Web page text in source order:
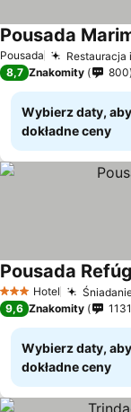
Pousada Restauracja
Pousada
8,7 Znakomity 800
Wybierz daty,
dokładne ceny
3 Kategoria
Hotel
Pousada
9,6 Znakomity 1131
Wybierz daty,
dokładne ceny